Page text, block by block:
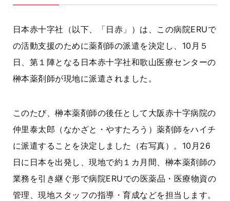
日本赤十字社（以下、「日赤」）は、この病院ERUで
の活動支援のために薬剤師の派遣を決定し、10月５
日、第１陣となる日本赤十字社和歌山医療センターの
榊本薬剤師が現地に派遣されました。
このたび、榊本薬剤師の後任として大阪赤十字病院の
仲里泰太郎（なかざと・やすたろう）薬剤師をハイチ
に派遣することを決定しました（右写真）。 10 月 26
日に日本を出発し、現地で約１カ月間、榊本薬剤師の
業務を引き継ぐ形で病院ERUでの医薬品・医療物資の
管理、現地スタッフの指導・育成などを担当します。